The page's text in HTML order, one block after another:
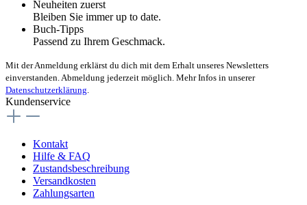
Neuheiten zuerst
Bleiben Sie immer up to date.
Buch-Tipps
Passend zu Ihrem Geschmack.
Mit der Anmeldung erklärst du dich mit dem Erhalt unseres Newsletters
einverstanden. Abmeldung jederzeit möglich. Mehr Infos in unserer
Datenschutzerklärung
Kundenservice
Kontakt
Hilfe & FAQ
Zustandsbeschreibung
Versandkosten
Zahlungsarten